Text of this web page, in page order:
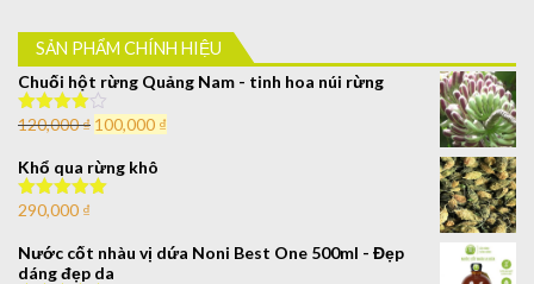
SẢN PHẨM CHÍNH HIỆU
Chuối hột rừng Quảng Nam - tinh hoa núi rừng
Được xếp
5 sao
120,000₫ 100,000 ₫
Khổ qua rừng khô
Được xếp
sao
290,000 ₫
Nước cốt nhàu vị dứa Noni Best One 500ml - Đẹp
dáng đẹp da